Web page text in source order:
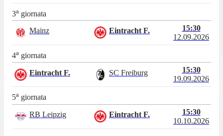
3a giornata
Mainz Eintracht F.
15:30
12.09.2026
4a giornata
Eintracht F. SC Freiburg
15:30
19.09.2026
5a giornata
RB Leipzig Eintracht F.
15:30
10.10.2026